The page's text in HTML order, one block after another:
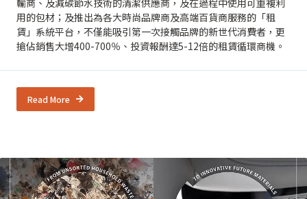
用的包材；及推出為各大時尚品牌商及高端百貨商服務的「租
賃」系統平台，不僅能吸引第一次接觸品牌的新世代消費者，更
搶佔銷售大增400-700％、投資報酬達5-12倍的租賃循環商機。
Read More